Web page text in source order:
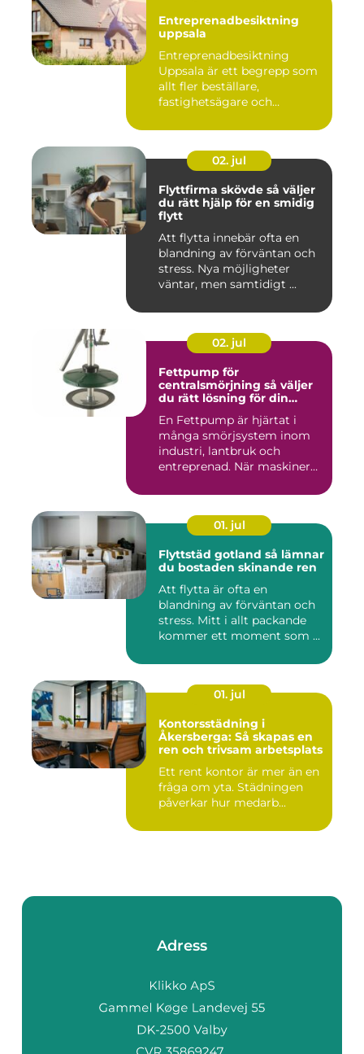
Entreprenadbesiktning
uppsala
Entreprenadbesiktning
Uppsala är ett begrepp som
allt fler beställare,
fastighetsägare och
02. jul
Flyttfirma skövde så väljer
du rätt hjälp för en smidig
flytt
Att flytta innebär ofta en
blandning av förväntan och
stress. Nya möjligheter
väntar, men samtidigt ...
02. jul
Fettpump för
centralsmörjning så väljer
du rätt lösning för din
En Fettpump är hjärtat i
många smörjsystem inom
industri, lantbruk och
entreprenad. När maskiner
01. jul
Flyttstäd gotland så lämnar
du bostaden skinande ren
Att flytta är ofta en
blandning av förväntan och
stress. Mitt i allt packande
kommer ett moment som ...
01. jul
Kontorsstädning i
Åkersberga: Så skapas en
ren och trivsam arbetsplats
Ett rent kontor är mer än en
fråga om yta. Städningen
påverkar hur medarb...
Adress